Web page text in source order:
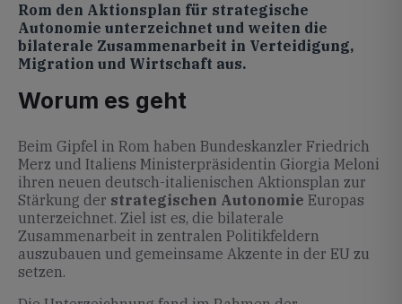
Rom den Aktionsplan für strategische
Autonomie unterzeichnet und weiten die
bilaterale Zusammenarbeit in Verteidigung,
Migration und Wirtschaft aus.
Worum es geht
Beim Gipfel in Rom haben Bundeskanzler Friedrich
Merz und Italiens Ministerpräsidentin Giorgia Meloni
ihren neuen deutsch-italienischen Aktionsplan zur
Stärkung der strategischen Autonomie Europas
unterzeichnet. Ziel ist es, die bilaterale
Zusammenarbeit in zentralen Politikfeldern
auszubauen und gemeinsame Akzente in der EU zu
setzen.